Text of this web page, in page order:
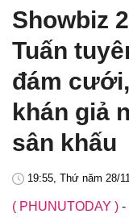
Showbiz
Tuấn
đám
khán giả
sân khấu
19:55, Thứ năm 28/
( PHUNUTODAY ) -